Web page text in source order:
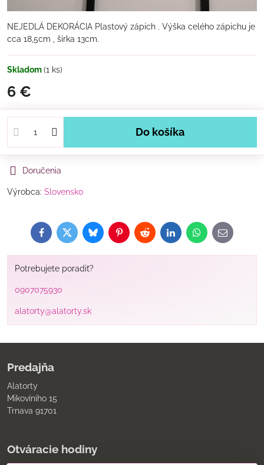
NEJEDLÁ DEKORÁCIA Plastový zápich . Výška celého zápichu je
cca 18,5cm , šírka 13cm.
Skladom(1 ks)
6 €
Do košíka
Doručenia
Výrobca: Slovensko
FacebookTwitterBlueskyPinterestRedditLinkedInWhatsApp
E-
mail
Potrebujete poradiť?
0907075930
alatorty@alatorty.sk
Predajňa
Alatorty
Mikovíniho 15
Trnava 91701
Otváracie hodiny